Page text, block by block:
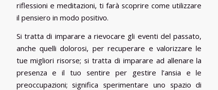
riflessioni e meditazioni, ti farà scoprire come utilizzare
il pensiero in modo positivo.
Si tratta di imparare a rievocare gli eventi del passato,
anche quelli dolorosi, per recuperare e valorizzare le
tue migliori risorse; si tratta di imparare ad allenare la
presenza e il tuo sentire per gestire l’ansia e le
preoccupazioni; significa sperimentare uno spazio di